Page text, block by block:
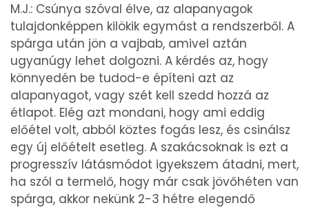
M.J.: Csúnya szóval élve, az alapanyagok
tulajdonképpen kilökik egymást a rendszerből. A
spárga után jön a vajbab, amivel aztán
ugyanúgy lehet dolgozni. A kérdés az, hogy
könnyedén be tudod-e építeni azt az
alapanyagot, vagy szét kell szedd hozzá az
étlapot. Elég azt mondani, hogy ami eddig
előétel volt, abból köztes fogás lesz, és csinálsz
egy új előételt esetleg. A szakácsoknak is ezt a
progresszív látásmódot igyekszem átadni, mert,
ha szól a termelő, hogy már csak jövőhéten van
spárga, akkor nekünk 2-3 hétre elegendő